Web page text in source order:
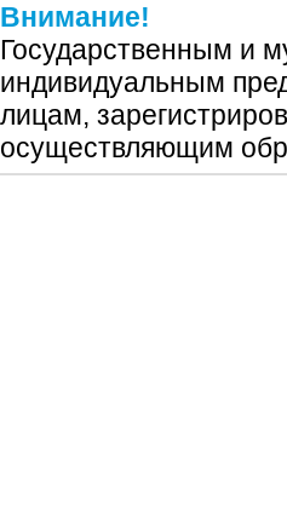
Внимание!
Государственным и
индивидуальным
лицам,
осуществляющим